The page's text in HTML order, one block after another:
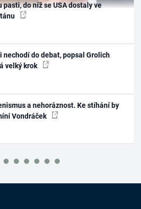
pasti, do níž se USA dostaly ve
nechodí do debat, popsal Grolich
velký krok
a nehoráznost. Ke stíhání by
Vondráček